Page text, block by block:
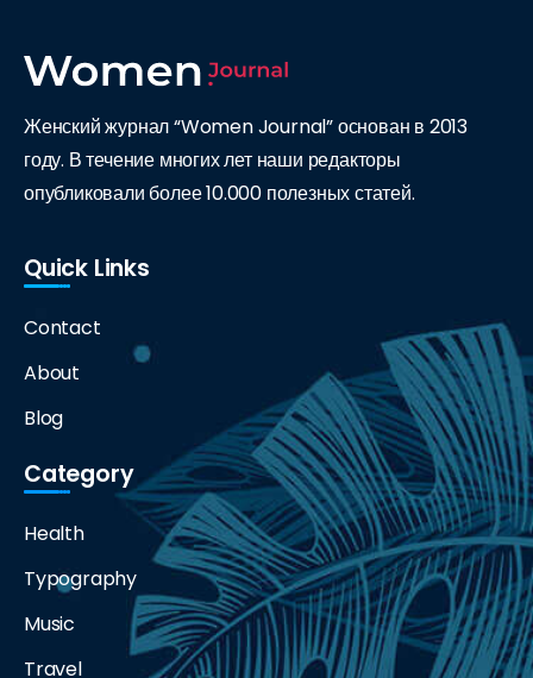
Женский журнал “Women Journal” основан в 2013
году. В течение многих лет наши редакторы
опубликовали более 10.000 полезных статей.
Quick Links
Contact
About
Blog
Category
Health
Typography
Music
Travel